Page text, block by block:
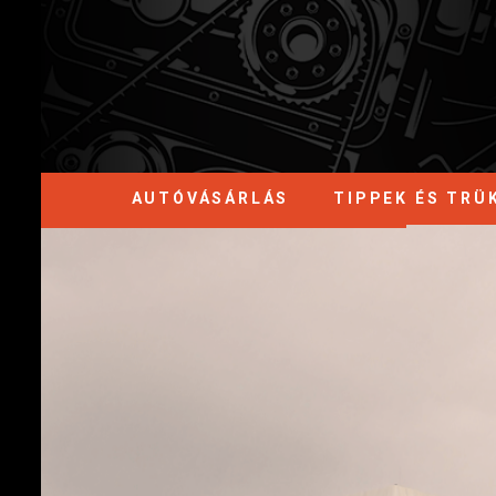
AUTÓVÁSÁRLÁS TIPPEK ÉS